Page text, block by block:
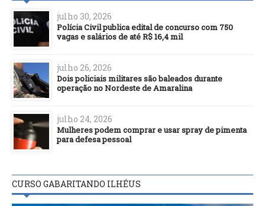
julho 30, 2026
Polícia Civil publica edital de concurso com 750
vagas e salários de até R$ 16,4 mil
julho 26, 2026
Dois policiais militares são baleados durante
operação no Nordeste de Amaralina
julho 24, 2026
Mulheres podem comprar e usar spray de pimenta
para defesa pessoal
CURSO GABARITANDO ILHÉUS